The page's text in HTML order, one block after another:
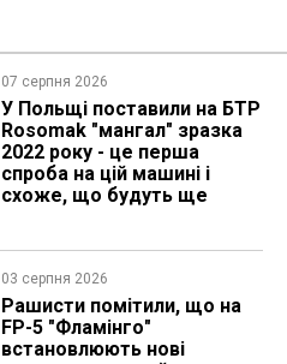
07 серпня 2026
У Польщі поставили на БТР
Rosomak "мангал" зразка
2022 року - це перша
спроба на цій машині і
схоже, що будуть ще
03 серпня 2026
Рашисти помітили, що на
FP-5 "Фламінго"
встановлюють нові